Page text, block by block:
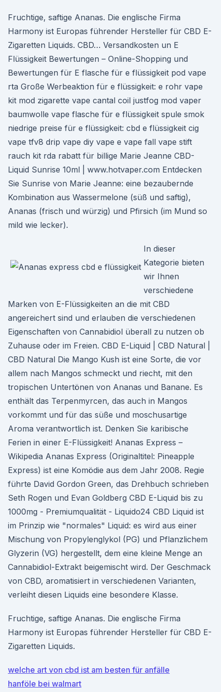
Fruchtige, saftige Ananas. Die englische Firma
Harmony ist Europas führender Hersteller für CBD E-
Zigaretten Liquids. CBD… Versandkosten un E
Flüssigkeit Bewertungen – Online-Shopping und
Bewertungen für E flasche für e flüssigkeit pod vape
rta Große Werbeaktion für e flüssigkeit: e rohr vape
kit mod zigarette vape cantal coil justfog mod vaper
baumwolle vape flasche für e flüssigkeit spule smok
niedrige preise für e flüssigkeit: cbd e flüssigkeit cig
vape tfv8 drip vape diy vape e vape fall vape stift
rauch kit rda rabatt für billige Marie Jeanne CBD-
Liquid Sunrise 10ml | www.hotvaper.com Entdecken
Sie Sunrise von Marie Jeanne: eine bezaubernde
Kombination aus Wassermelone (süß und saftig),
Ananas (frisch und würzig) und Pfirsich (im Mund so
mild wie lecker).
In dieser
Kategorie bieten
wir Ihnen
verschiedene
Marken von E-Flüssigkeiten an die mit CBD
angereichert sind und erlauben die verschiedenen
Eigenschaften von Cannabidiol überall zu nutzen ob
Zuhause oder im Freien. CBD E-Liquid | CBD Natural |
CBD Natural Die Mango Kush ist eine Sorte, die vor
allem nach Mangos schmeckt und riecht, mit den
tropischen Untertönen von Ananas und Banane. Es
enthält das Terpenmyrcen, das auch in Mangos
vorkommt und für das süße und moschusartige
Aroma verantwortlich ist. Denken Sie karibische
Ferien in einer E-Flüssigkeit! Ananas Express –
Wikipedia Ananas Express (Originaltitel: Pineapple
Express) ist eine Komödie aus dem Jahr 2008. Regie
führte David Gordon Green, das Drehbuch schrieben
Seth Rogen und Evan Goldberg CBD E-Liquid bis zu
1000mg - Premiumqualität - Liquido24 CBD Liquid ist
im Prinzip wie "normales" Liquid: es wird aus einer
Mischung von Propylenglykol (PG) und Pflanzlichem
Glyzerin (VG) hergestellt, dem eine kleine Menge an
Cannabidiol-Extrakt beigemischt wird. Der Geschmack
von CBD, aromatisiert in verschiedenen Varianten,
verleiht diesen Liquids eine besondere Klasse.
Fruchtige, saftige Ananas. Die englische Firma
Harmony ist Europas führender Hersteller für CBD E-
Zigaretten Liquids.
welche art von cbd ist am besten für anfälle
hanföle bei walmart